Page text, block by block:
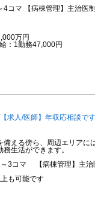
4コマ 【病棟管理】主治医
万円
：1勤務47,000円
求人/医師】年収応相談で
える傍ら、周辺エリアに
生活ができます。
～3コマ 【病棟管理】主
も可能です